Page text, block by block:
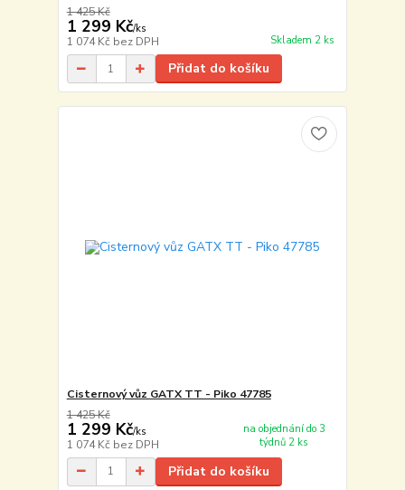
1 425 Kč
1 299 Kč/ks
1 074 Kč bez DPH Skladem 2 ks
Přidat do košíku
Cisternový vůz GATX TT - Piko 47785
1 425 Kč
1 299 Kč/ks
1 074 Kč bez DPH
na objednání do 3
týdnů 2 ks
Přidat do košíku